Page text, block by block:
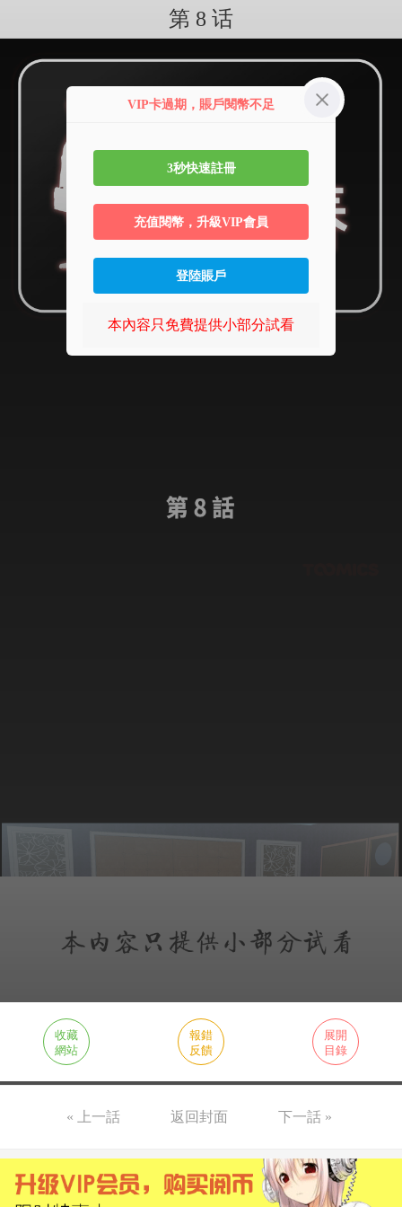
第 8 话
收藏
網站
報錯
反饋
展開
目錄
« 上一話 返回封面 下一話 »
VIP卡過期，賬戶閱幣不足
3秒快速註冊
充值閱幣，升級VIP會員
登陸賬戶
本內容只免費提供小部分試看